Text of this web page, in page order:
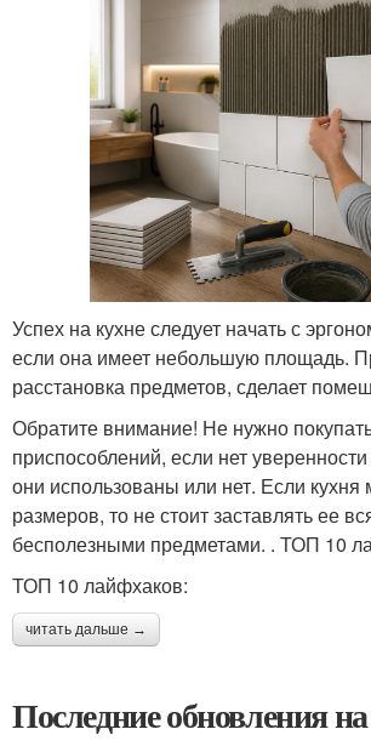
Успех на кухне следует начать с
если она имеет небольшую площадь.
расстановка предметов, сделает
Обратите внимание! Не нужно
приспособлений, если нет
они использованы или нет. Если кухня
размеров, то не стоит заставлять ее
бесполезными предметами. . ТОП 10
ТОП 10 лайфхаков:
читать дальше →
Последние обновления